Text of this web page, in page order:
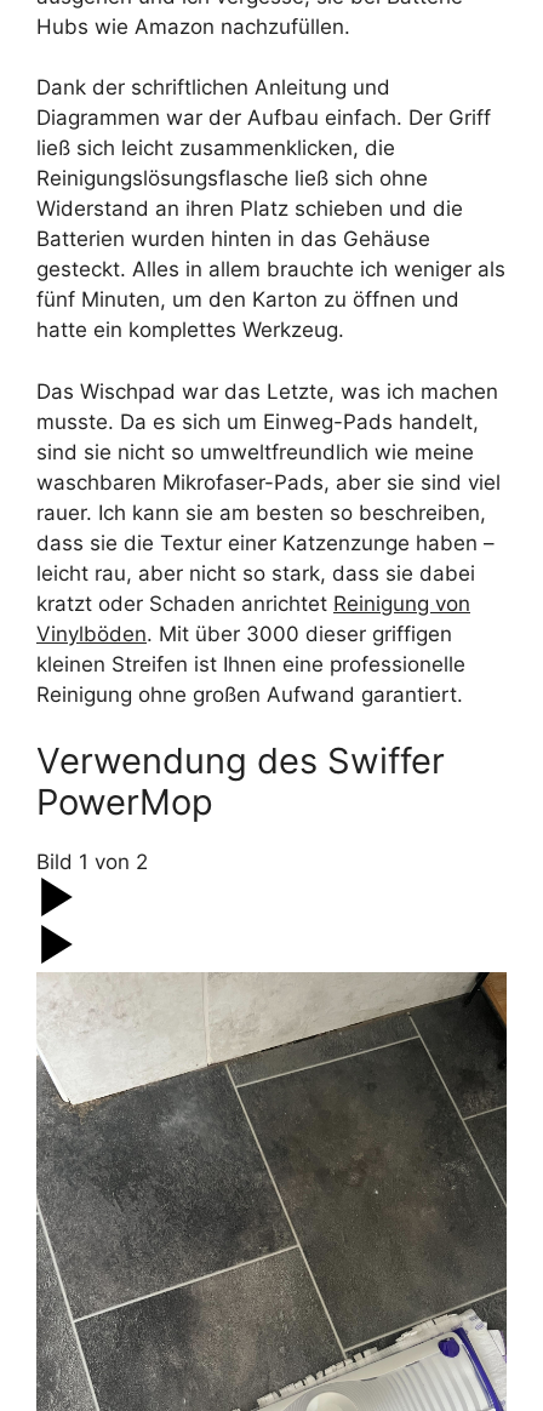
Hubs wie Amazon nachzufüllen.
Dank der schriftlichen Anleitung und
Diagrammen war der Aufbau einfach. Der Griff
ließ sich leicht zusammenklicken, die
Reinigungslösungsflasche ließ sich ohne
Widerstand an ihren Platz schieben und die
Batterien wurden hinten in das Gehäuse
gesteckt. Alles in allem brauchte ich weniger als
fünf Minuten, um den Karton zu öffnen und
hatte ein komplettes Werkzeug.
Das Wischpad war das Letzte, was ich machen
musste. Da es sich um Einweg-Pads handelt,
sind sie nicht so umweltfreundlich wie meine
waschbaren Mikrofaser-Pads, aber sie sind viel
rauer. Ich kann sie am besten so beschreiben,
dass sie die Textur einer Katzenzunge haben –
leicht rau, aber nicht so stark, dass sie dabei
kratzt oder Schaden anrichtet Reinigung von
Vinylböden. Mit über 3000 dieser griffigen
kleinen Streifen ist Ihnen eine professionelle
Reinigung ohne großen Aufwand garantiert.
Verwendung des Swiffer
PowerMop
Bild 1 von 2